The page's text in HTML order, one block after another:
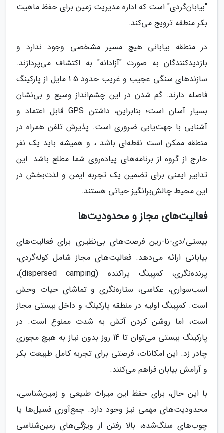
"بیابان‌گردی" است که اداره مدیریت زمین برای حفظ ماهیت
بکر منطقه ترویج می‌کند.
در منطقه بیابانی هیچ مسیر مشخصی وجود ندارد و
بازدیدکنندگان به صورت "آزادانه" به اکتشاف می‌پردازند.
سازندهای سنگی عجیب و غریب حدود 1.5 مایل از پارکینگ
فاصله دارند. گم شدن در این چشم‌انداز وسیع و بی‌نشان
بسیار آسان است؛ بنابراین، داشتن GPS قابل اعتماد و
آشنایی با جهت‌یابی ضروری است. پذیرش تلفن همراه در
منطقه ممکن است نقطه‌ای باشد ، و همیشه باید یک نفر
خارج از گروه از برنامه‌های پیاده‌روی شما مطلع باشد. این
تدابیر ایمنی برای تضمین یک تجربه ایمن و لذت‌بخش در
این محیط چالش‌برانگیز حیاتی هستند.
فعالیت‌های مجاز و محدودیت‌ها
بیستی/دی-نا-زین فرصت‌های بی‌نظیری برای فعالیت‌های
بیابانی ارائه می‌دهد. فعالیت‌های مجاز شامل کوله‌گردی،
پرنده‌نگری، کمپینگ پراکنده (dispersed camping)،
اسب‌سواری، عکاسی، ستاره‌نگری و تماشای حیات وحش
است. کمپینگ اولیه در منطقه پارکینگ و داخل بیستی مجاز
است، اما روشن کردن آتش به شدت ممنوع است. در
پارکینگ بیستی می‌توان تا 14 روز بدون نیاز به هیچ مجوزی
چادر زد. این امکانات، فرصتی برای تجربه کامل طبیعت بکر
و آرامش بیابان فراهم می‌کنند.
با این حال، برای حفظ این میراث طبیعی و زمین‌شناسی،
محدودیت‌های مهمی نیز وجود دارد. جمع‌آوری فسیل‌ها یا
چوب‌های سنگ‌شده، بالا رفتن از ویژگی‌های زمین‌شناسی